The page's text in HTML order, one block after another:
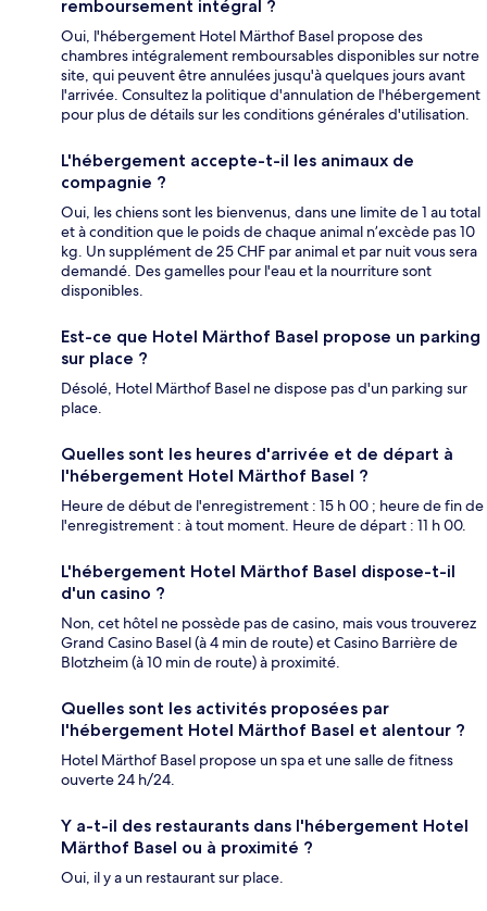
remboursement intégral ?
Oui, l'hébergement Hotel Märthof Basel propose des
chambres intégralement remboursables disponibles sur notre
site, qui peuvent être annulées jusqu'à quelques jours avant
l'arrivée. Consultez la politique d'annulation de l'hébergement
pour plus de détails sur les conditions générales d'utilisation.
L'hébergement accepte-t-il les animaux de
compagnie ?
Oui, les chiens sont les bienvenus, dans une limite de 1 au total
et à condition que le poids de chaque animal n’excède pas 10
kg. Un supplément de 25 CHF par animal et par nuit vous sera
demandé. Des gamelles pour l'eau et la nourriture sont
disponibles.
Est-ce que Hotel Märthof Basel propose un parking
sur place ?
Désolé, Hotel Märthof Basel ne dispose pas d'un parking sur
place.
Quelles sont les heures d'arrivée et de départ à
l'hébergement Hotel Märthof Basel ?
Heure de début de l'enregistrement : 15 h 00 ; heure de fin de
l'enregistrement : à tout moment. Heure de départ : 11 h 00.
L'hébergement Hotel Märthof Basel dispose-t-il
d'un casino ?
Non, cet hôtel ne possède pas de casino, mais vous trouverez
Grand Casino Basel (à 4 min de route) et Casino Barrière de
Blotzheim (à 10 min de route) à proximité.
Quelles sont les activités proposées par
l'hébergement Hotel Märthof Basel et alentour ?
Hotel Märthof Basel propose un spa et une salle de fitness
ouverte 24 h/24.
Y a-t-il des restaurants dans l'hébergement Hotel
Märthof Basel ou à proximité ?
Oui, il y a un restaurant sur place.